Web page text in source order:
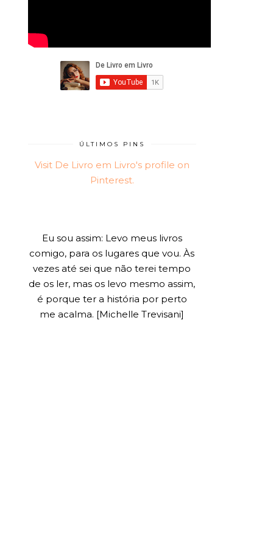
ÚLTIMOS PINS
Visit De Livro em Livro's profile on
Pinterest.
Eu sou assim: Levo meus livros
comigo, para os lugares que vou. Às
vezes até sei que não terei tempo
de os ler, mas os levo mesmo assim,
é porque ter a história por perto
me acalma. [Michelle Trevisani]